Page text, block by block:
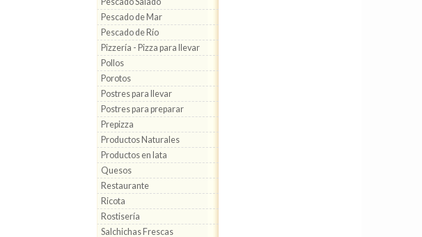
Pescado de Mar
Pescado de Río
Pizzería - Pizza para llevar
Pollos
Porotos
Postres para llevar
Postres para preparar
Prepizza
Productos Naturales
Productos en lata
Quesos
Restaurante
Ricota
Rostisería
Salchichas Frescas